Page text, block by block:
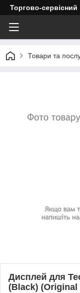
Торгово-
Товари та
Дисплей для
(Black) (Original